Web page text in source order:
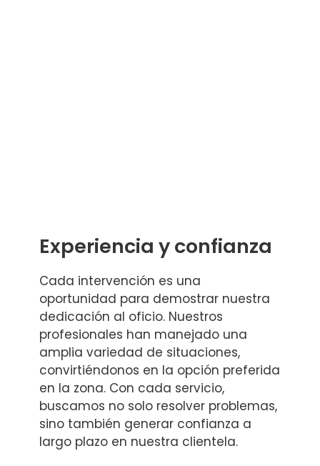
Experiencia y confianza
Cada intervención es una
oportunidad para demostrar nuestra
dedicación al oficio. Nuestros
profesionales han manejado una
amplia variedad de situaciones,
convirtiéndonos en la opción preferida
en la zona. Con cada servicio,
buscamos no solo resolver problemas,
sino también generar confianza a
largo plazo en nuestra clientela.